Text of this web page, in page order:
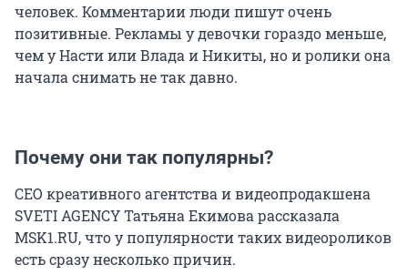
человек. Комментарии люди пишут очень
позитивные. Рекламы у девочки гораздо меньше,
чем у Насти или Влада и Никиты, но и ролики она
начала снимать не так давно.
Почему они так популярны?
CEO креативного агентства и видеопродакшена
SVETI AGENCY Татьяна Екимова рассказала
MSK1.RU, что у популярности таких видеороликов
есть сразу несколько причин.